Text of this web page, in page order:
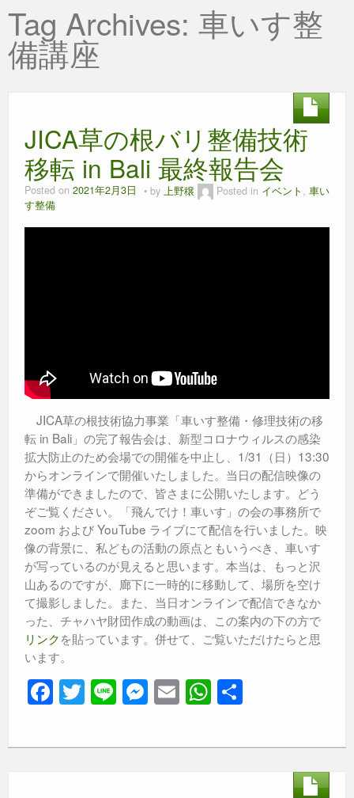
参加する
私たちの活動
Tag Archives: 車いす整
備講座
JICA草の根バリ整備技術
移転 in Bali 最終報告会
Posted on 2021年2月3日 by 上野穣 Posted in イベント , 車い
す整備
JICA草の根技術協力事業「車いす整備・修理技術の移
転 in Bali」の完了報告会は、新型コロナウィルスの感染
拡大防止のため会場での開催を中止し、1/31（日）13:30
からオンラインで開催いたしました。当日の配信映像の
準備ができましたので、皆さまに公開いたします。どう
ぞご覧ください。「飛んでけ！車いす」の会の事務所で
zoom および YouTube ライブにて配信を行いました。映
像の背景に、私どもの活動の原点ともいうべき、車いす
が写っているのが見えると思います。本当は、もっと沢
山あるのですが、廊下に一時的に移動して、場所を空け
て撮影しました。また、当日オンラインで配信できなか
った、チャハヤ財団作成の動画は、この案内の下の方で
リンクを貼っています。併せて、ご覧いただけたらと思
います。
F
a
c
T
wi
tt
Li
n
e
M
e
ss
E
m
ail
W
h
at